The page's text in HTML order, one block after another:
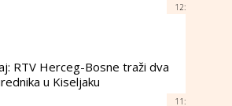
12:
RTV Herceg-Bosne traži dva
u Kiseljaku
11: